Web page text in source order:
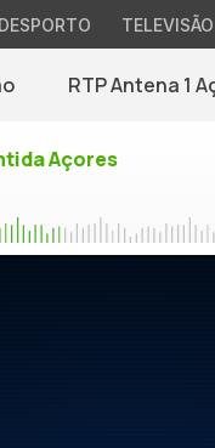
DESPORTO TELEVISÃO
RTP Antena 1
Açores